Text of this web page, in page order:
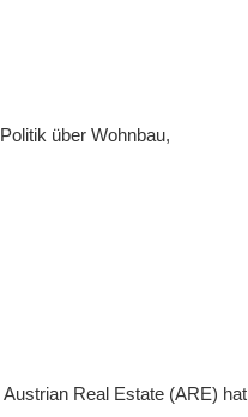
über Wohnbau,
Real Estate (ARE) hat